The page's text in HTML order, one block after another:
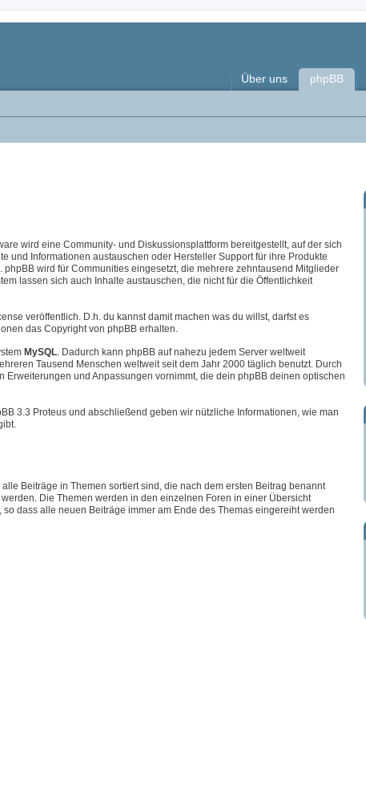
Über uns phpBB
wird eine Community- und Diskussionsplattform bereitgestellt, auf der sich
und Informationen austauschen oder Hersteller Support für ihre Produkte
wird für Communities eingesetzt, die mehrere zehntausend Mitglieder
lassen sich auch Inhalte austauschen, die nicht für die Öffentlichkeit
veröffentlich. D.h. du kannst damit machen was du willst, darfst es
das Copyright von phpBB erhalten.
MySQL. Dadurch kann phpBB auf nahezu jedem Server weltweit
Tausend Menschen weltweit seit dem Jahr 2000 täglich benutzt. Durch
und Anpassungen vornimmt, die dein phpBB deinen optischen
3.3 Proteus und abschließend geben wir nützliche Informationen, wie man
alle Beiträge in Themen sortiert sind, die nach dem ersten Beitrag benannt
Die Themen werden in den einzelnen Foren in einer Übersicht
dass alle neuen Beiträge immer am Ende des Themas eingereiht werden